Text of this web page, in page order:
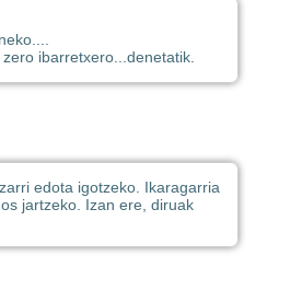
ibarretxero...denetatik.
edota igotzeko. Ikaragarria
jartzeko. Izan ere, diruak